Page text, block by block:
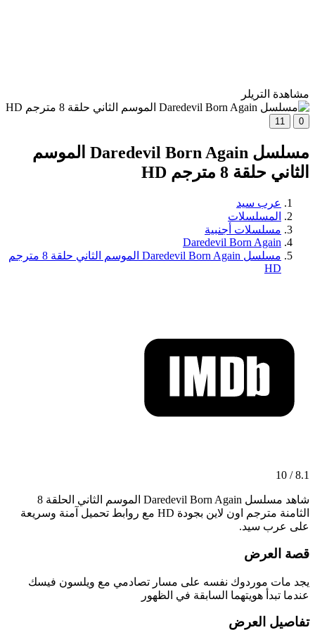
مشاهدة التريلر
0
11
مسلسل Daredevil Born Again الموسم
الثاني حلقة 8 مترجم HD
عرب سيد
المسلسلات
مسلسلات أجنبية
Daredevil Born Again
مسلسل Daredevil Born Again الموسم الثاني حلقة 8 مترجم
HD
8.1 / 10
شاهد مسلسل Daredevil Born Again الموسم الثاني الحلقة 8
الثامنة مترجم اون لاين بجودة HD مع روابط تحميل آمنة وسريعة
على عرب سيد.
قصة العرض
يجد مات موردوك نفسه على مسار تصادمي مع ويلسون فيسك
عندما تبدأ هويتهما السابقة في الظهور
تفاصيل العرض